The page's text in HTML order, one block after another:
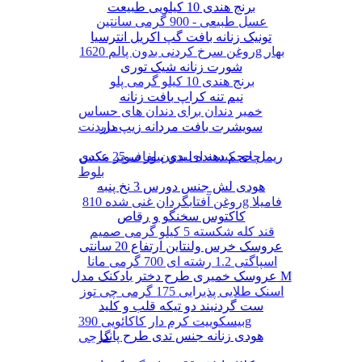
عسل طبیعی - 900 گرمی سانتین
روغن سرخ کردنی بدون پالم 1620g بهار
برنج هندی 10 کیلو گرمی پلو
خمیر دندان برای دندان های حساس
مریدنت
چای کیسه ای بدون لفاف 25 عددی
بلوط
روغن آفتابگردان غنی شده 810g فامیلا
قند کله شکسته 5 کیلو گرمی صمیم
اسپاگتی 1.2 رشته ای 700 گرمی مانا
اسنک طلایی پذیرایی 175 گرمی چی توز
بیسکوییت کرم دار کاکائویی 390g
گرجی
برنج هندی 10 کیلویی طبیعت
تونیک زنانه بافت گپ اکریل انترسیا
شورت زنانه شیک توری
نیم تنه کراپ بافت زنانه
سویشرت بافت مردانه زیپ دار
ریمل حجم دهنده لیدی پیور سوپر مکس
هودی لش جنس دورس 3 نخ پنبه
کاکتوس سخنگو و رقاص
عروسک خرس ولنتاین ارتفاع 20 سانتی
عروسک خمیری طرح دختر بادکنک مدل M
ست گردنبند دو تیکه قلب و کلید
هودی زنانه جنس تدی طرح پاندا